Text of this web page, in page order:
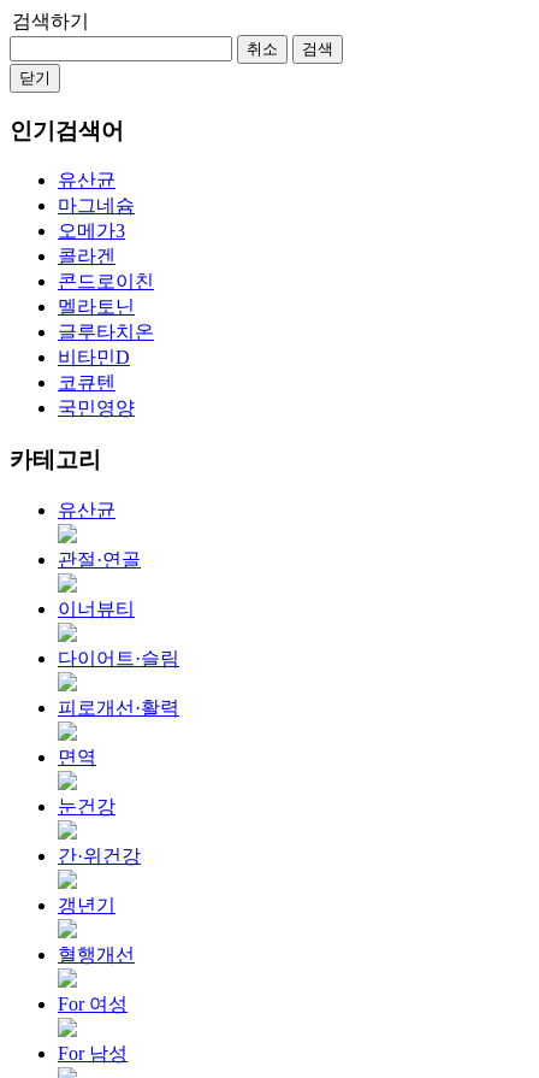
검색하기
취소
검색
닫기
인기검색어
유산균
마그네슘
오메가3
콜라겐
콘드로이친
멜라토닌
글루타치온
비타민D
코큐텐
국민영양
카테고리
유산균
관절·연골
이너뷰티
다이어트·슬림
피로개선·활력
면역
눈건강
간·위건강
갱년기
혈행개선
For 여성
For 남성